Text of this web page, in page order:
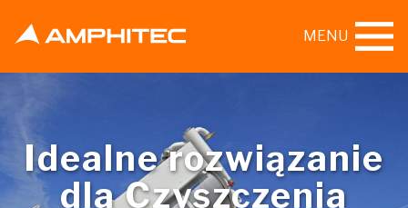
MENU
Idealne rozwiązanie
dla Czyszczenia